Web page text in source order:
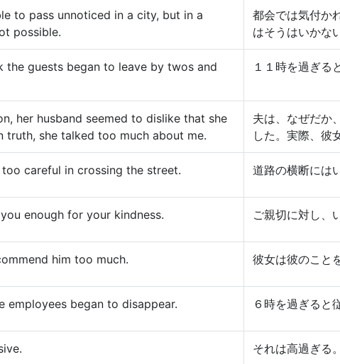
to pass unnoticed in a city, but in a
possible.
都会では気付か
はそうはいかない
the guests began to leave by twos and
１１時を過ぎる
her husband seemed to dislike that she
truth, she talked too much about me.
夫は、なぜだか
した。実際、彼
careful in crossing the street. 道路の横断には
enough for your kindness. ご親切に対し、
him too much. 彼女は彼のこと
employees began to disappear. ６時を過ぎると
それは高過ぎる。